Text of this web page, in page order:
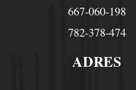
ADRES
667-060-198
782-378-474